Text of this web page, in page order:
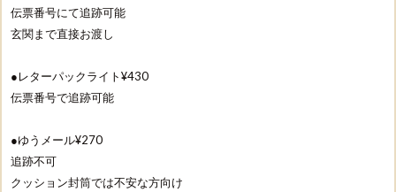
伝票番号にて追跡可能
玄関まで直接お渡し
●レターパックライト¥430
伝票番号で追跡可能
●ゆうメール¥270
追跡不可
クッション封筒では不安な方向け